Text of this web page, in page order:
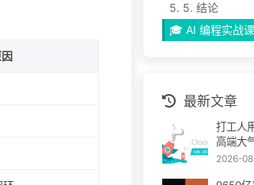
5. 5. 结论
🎓 AI 编程实战
最新文章
打工人
高端大
2026-